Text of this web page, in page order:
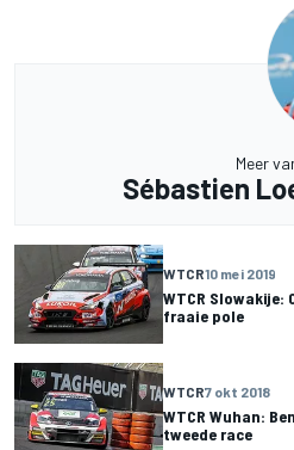
Meer
Sébastien
WTCR10 mei 2019
WTCR
fraaie pole
WTCR7 okt 2018
WTCR Wuhan:
tweede race